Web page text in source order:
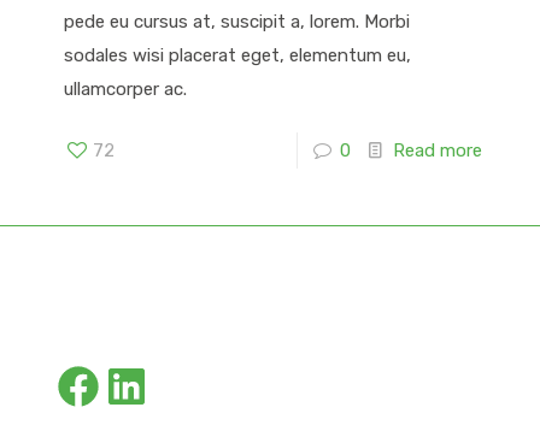
pede eu cursus at, suscipit a, lorem. Morbi
sodales wisi placerat eget, elementum eu,
ullamcorper ac.
72 0 Read more
Facebook
LinkedIn